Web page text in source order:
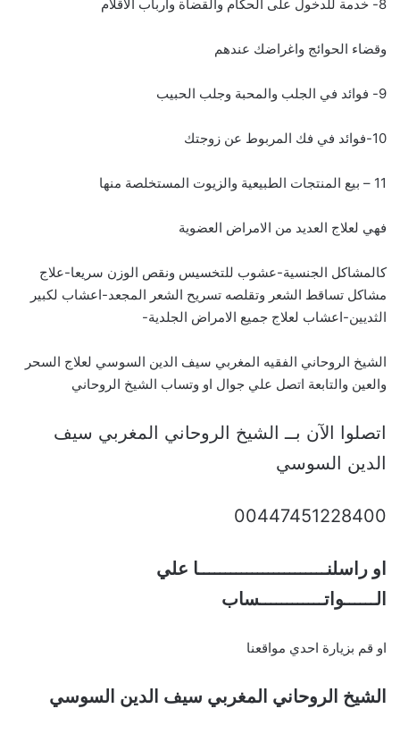
8- خدمة للدخول على الحكام والقضاة وارباب الاقلام
وقضاء الحوائج واغراضك عندهم
9- فوائد في الجلب والمحبة وجلب الحبيب
10-فوائد في فك المربوط عن زوجتك
11 – بيع المنتجات الطبيعية والزيوت المستخلصة منها
فهي لعلاج العديد من الامراض العضوية
كالمشاكل الجنسية-عشوب للتخسيس ونقص الوزن سريعا-علاج
مشاكل تساقط الشعر وتقلصه تسريح الشعر المجعد-اعشاب لكبير
الثديين-اعشاب لعلاج جميع الامراض الجلدية-
الشيخ الروحاني الفقيه المغربي سيف الدين السوسي لعلاج السحر
والعين والتابعة اتصل علي جوال او وتساب الشيخ الروحاني
اتصلوا الآن بــ الشيخ الروحاني المغربي سيف
الدين السوسي
00447451228400
او راسلنــــــــــــــــــــــــا علي
الــــــواتــــــــــــساب
او قم بزيارة احدي مواقعنا
الشيخ الروحاني المغربي سيف الدين السوسي